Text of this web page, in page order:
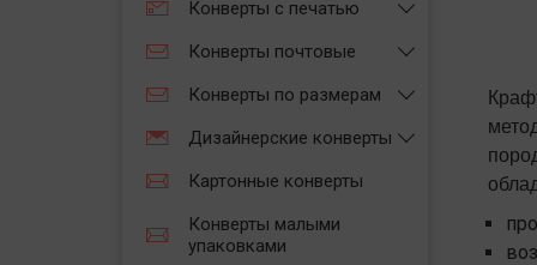
Конверты с печатью
Конверты почтовые
Конверты по размерам
Дизайнерские конверты
Картонные конверты
Конверты малыми
упаковками